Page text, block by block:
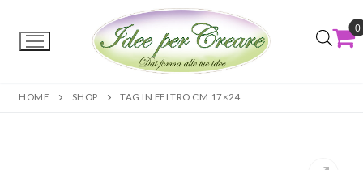
0
HOME SHOP TAG IN FELTRO CM 17×24